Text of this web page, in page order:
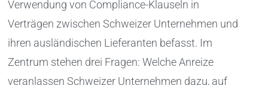
Verwendung von Compliance-Klauseln in
Verträgen zwischen Schweizer Unternehmen und
ihren ausländischen Lieferanten befasst. Im
Zentrum stehen drei Fragen: Welche Anreize
veranlassen Schweizer Unternehmen dazu, auf